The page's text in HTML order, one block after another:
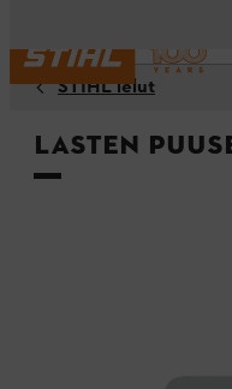
STIHL lelut
Lasten